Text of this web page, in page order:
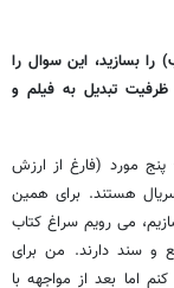
بسازید، این سوال را
تبدیل به فیلم و
مورد (فارغ از ارزش
هستند. برای همین
می رویم سراغ کتاب
و سند دارند. من برای
اما بعد از مواجهه با